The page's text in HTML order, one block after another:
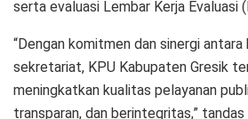
serta evaluasi Lembar Kerja Evaluasi
“Dengan komitmen dan sinergi antara
sekretariat, KPU Kabupaten Gresik
meningkatkan kualitas pelayanan
transparan, dan berintegritas,”